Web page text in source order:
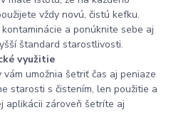
vždy novú, čistú kefku.
a ponúknite sebe aj
štandard starostlivosti.
využitie
umožnia šetriť čas aj peniaze
starosti s čistením, len použitie a
aplikácii zároveň šetríte aj